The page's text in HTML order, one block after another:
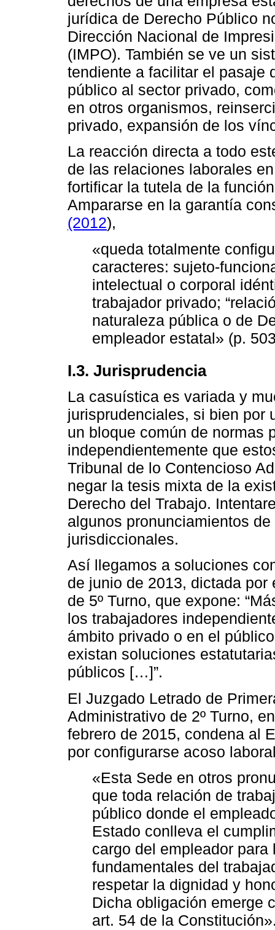
jurídica de Derecho Público
Dirección Nacional de
(IMPO). También se ve un
tendiente a facilitar el pasaje
público al sector privado,
en otros organismos,
privado, expansión de los
La reacción directa a todo
de las relaciones laborales
fortificar la tutela de la
Ampararse en la garantía
(2012),
«queda totalmente
caracteres: sujeto-
intelectual o corporal
trabajador privado;
naturaleza pública o de
empleador estatal» (p.
I.3. Jurisprudencia
La casuística es variada y
jurisprudenciales, si bien por
un bloque común de normas
independientemente que
Tribunal de lo Contencioso
negar la tesis mixta de la
Derecho del Trabajo.
algunos pronunciamientos
jurisdiccionales.
Así llegamos a soluciones
de junio de 2013, dictada
de 5º Turno, que expone:
los trabajadores
ámbito privado o en el
existan soluciones
públicos […]”.
El Juzgado Letrado de
Administrativo de 2º Turno,
febrero de 2015, condena al
por configurarse acoso
«Esta Sede en otros
que toda relación de
público donde el
Estado conlleva el
cargo del empleador
fundamentales del
respetar la dignidad y
Dicha obligación emerge
art. 54 de la